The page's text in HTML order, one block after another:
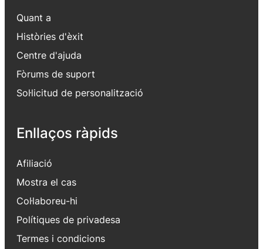
Quant a
Històries d'èxit
Centre d'ajuda
Fòrums de suport
Sol·licitud de personalització
Enllaços ràpids
Afiliació
Mostra el cas
Col·laboreu-hi
Polítiques de privadesa
Termes i condicions